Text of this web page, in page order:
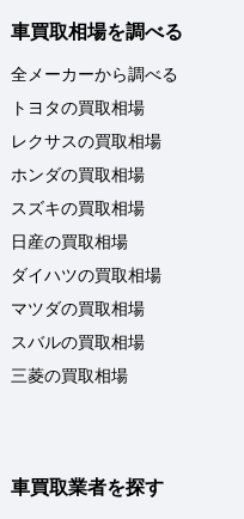
車買取相場を調べる
全メーカーから調べる
トヨタの買取相場
レクサスの買取相場
ホンダの買取相場
スズキの買取相場
日産の買取相場
ダイハツの買取相場
マツダの買取相場
スバルの買取相場
三菱の買取相場
車買取業者を探す